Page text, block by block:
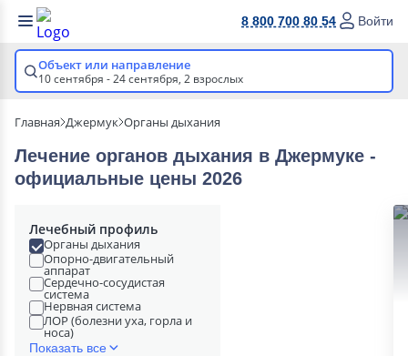
8 800 700 80 54 Войти
Объект или направление
10 сентября - 24 сентября, 2 взрослых
Главная Джермук Органы дыхания
Лечение органов дыхания в Джермуке -
официальные цены 2026
Лечебный профиль
Органы дыхания
Опорно-двигательный
аппарат
Сердечно-сосудистая
система
Нервная система
ЛОР (болезни уха, горла и
носа)
Показать все